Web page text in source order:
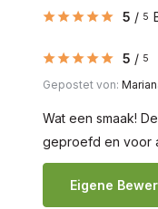
5 / 5
5 / 5
Gepostet von:
Wat een smaak!
geproefd en voor
Eigene